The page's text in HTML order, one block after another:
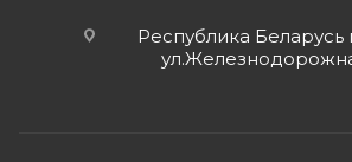
Республика Беларусь